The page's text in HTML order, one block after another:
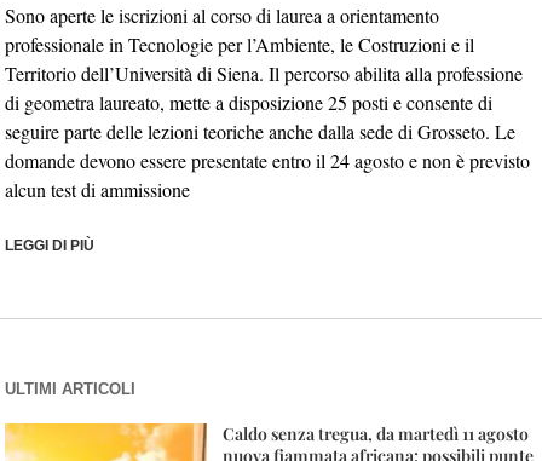
Sono aperte le iscrizioni al corso di laurea a orientamento
professionale in Tecnologie per l’Ambiente, le Costruzioni e il
Territorio dell’Università di Siena. Il percorso abilita alla professione
di geometra laureato, mette a disposizione 25 posti e consente di
seguire parte delle lezioni teoriche anche dalla sede di Grosseto. Le
domande devono essere presentate entro il 24 agosto e non è previsto
alcun test di ammissione
LEGGI DI PIÙ
ULTIMI ARTICOLI
Caldo senza tregua, da martedì 11 agosto
nuova fiammata africana: possibili punte